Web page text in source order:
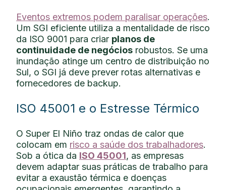
Eventos extremos podem paralisar operações.
Um SGI eficiente utiliza a mentalidade de risco
da ISO 9001 para criar planos de
continuidade de negócios robustos. Se uma
inundação atinge um centro de distribuição no
Sul, o SGI já deve prever rotas alternativas e
fornecedores de backup.
ISO 45001 e o Estresse Térmico
O Super El Niño traz ondas de calor que
colocam em risco a saúde dos trabalhadores.
Sob a ótica da ISO 45001, as empresas
devem adaptar suas práticas de trabalho para
evitar a exaustão térmica e doenças